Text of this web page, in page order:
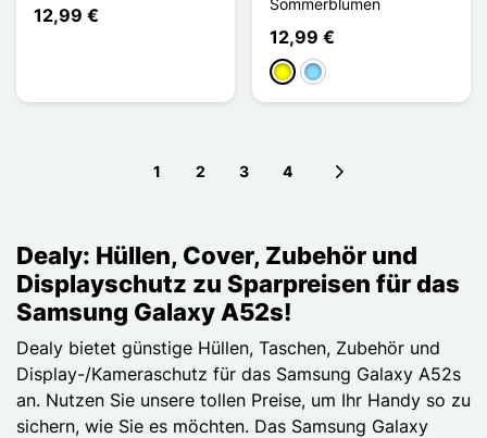
12,99 €
12,99 €
GelbHellblau
1 2 3 4
Dealy: Hüllen, Cover, Zubehör und
Displayschutz zu Sparpreisen für das
Samsung Galaxy A52s!
Dealy bietet günstige Hüllen, Taschen, Zubehör und
Display-/Kameraschutz für das Samsung Galaxy A52s
an. Nutzen Sie unsere tollen Preise, um Ihr Handy so zu
sichern, wie Sie es möchten. Das Samsung Galaxy